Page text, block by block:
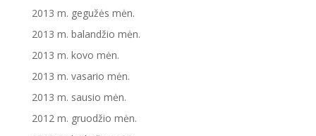
2013 m. gegužės mėn.
2013 m. balandžio mėn.
2013 m. kovo mėn.
2013 m. vasario mėn.
2013 m. sausio mėn.
2012 m. gruodžio mėn.